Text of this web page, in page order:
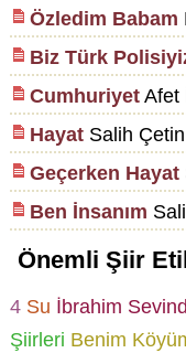
Özledim Babam
Biz Türk
CumhuriyetAfet
HayatSalih Çetin
Geçerken Hayat
Ben İnsanım
Önemli Şiir
4 Su İbrahim
Şiirleri Benim